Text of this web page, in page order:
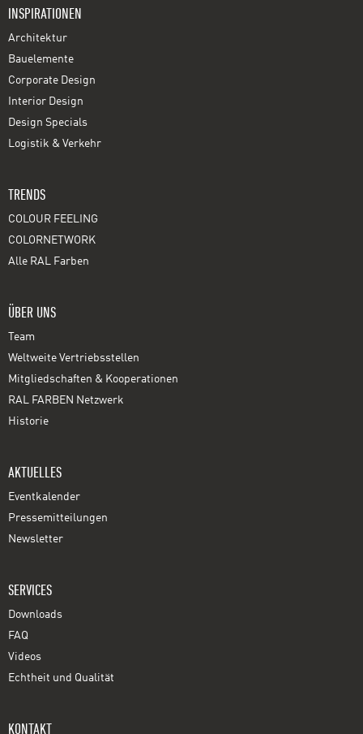
INSPIRATIONEN
Architektur
Bauelemente
Corporate Design
Interior Design
Design Specials
Logistik & Verkehr
TRENDS
COLOUR FEELING
COLORNETWORK
Alle RAL Farben
ÜBER UNS
Team
Weltweite Vertriebsstellen
Mitgliedschaften & Kooperationen
RAL FARBEN Netzwerk
Historie
AKTUELLES
Eventkalender
Pressemitteilungen
Newsletter
SERVICES
Downloads
FAQ
Videos
Echtheit und Qualität
KONTAKT